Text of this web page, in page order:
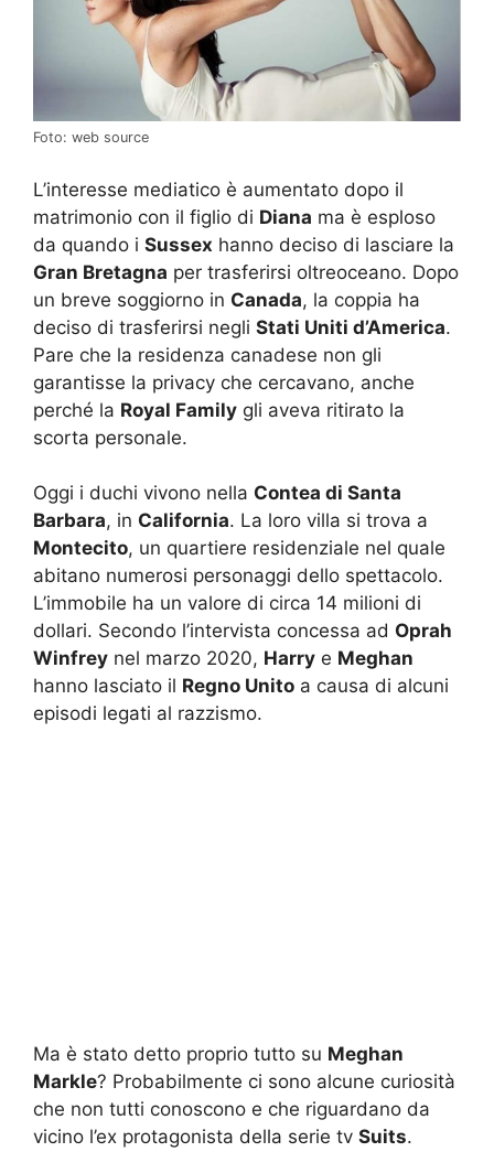
Foto: web source
L’interesse mediatico è aumentato dopo il
matrimonio con il figlio di Diana ma è esploso
da quando i Sussex hanno deciso di lasciare la
Gran Bretagna per trasferirsi oltreoceano. Dopo
un breve soggiorno in Canada, la coppia ha
deciso di trasferirsi negli Stati Uniti d’America.
Pare che la residenza canadese non gli
garantisse la privacy che cercavano, anche
perché la Royal Family gli aveva ritirato la
scorta personale.
Oggi i duchi vivono nella Contea di Santa
Barbara, in California. La loro villa si trova a
Montecito, un quartiere residenziale nel quale
abitano numerosi personaggi dello spettacolo.
L’immobile ha un valore di circa 14 milioni di
dollari. Secondo l’intervista concessa ad Oprah
Winfrey nel marzo 2020, Harry e Meghan
hanno lasciato il Regno Unito a causa di alcuni
episodi legati al razzismo.
Ma è stato detto proprio tutto su Meghan
Markle? Probabilmente ci sono alcune curiosità
che non tutti conoscono e che riguardano da
vicino l’ex protagonista della serie tv Suits.